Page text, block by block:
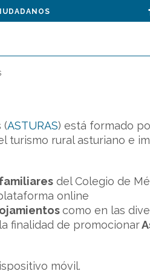
(ASTURAS) está formado
rural asturiano e
del Colegio de
online
como en las
finalidad de promocionar
móvil.